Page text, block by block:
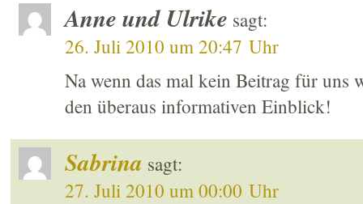
Anne und Ulrike sagt:
26. Juli 2010 um 20:47 Uhr
Na wenn das mal kein Beitrag für
den überaus informativen Einblick!
Sabrina sagt:
27. Juli 2010 um 00:00 Uhr